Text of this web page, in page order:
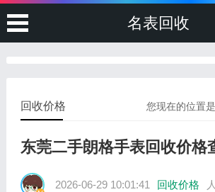
名表回收
您现在的位置
回收价格
东莞二手朗格手表回收价格
2026-06-29 10:01:41 回收价格